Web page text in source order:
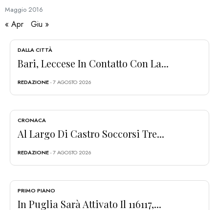
Maggio 2016
« Apr Giu »
DALLA CITTÀ
Bari, Leccese In Contatto Con La...
REDAZIONE- 7 AGOSTO 2026
CRONACA
Al Largo Di Castro Soccorsi Tre...
REDAZIONE- 7 AGOSTO 2026
PRIMO PIANO
In Puglia Sarà Attivato Il 116117,...